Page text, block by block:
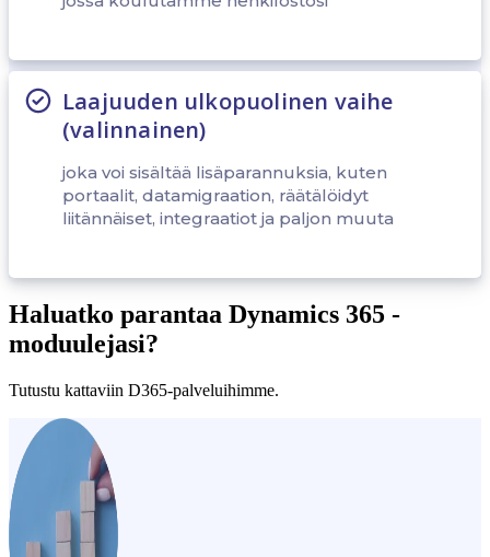
Laajuuden ulkopuolinen vaihe
(valinnainen)
joka voi sisältää lisäparannuksia, kuten
portaalit, datamigraation, räätälöidyt
liitännäiset, integraatiot ja paljon muuta
Haluatko parantaa Dynamics 365 -
moduulejasi?
Tutustu kattaviin D365-palveluihimme.